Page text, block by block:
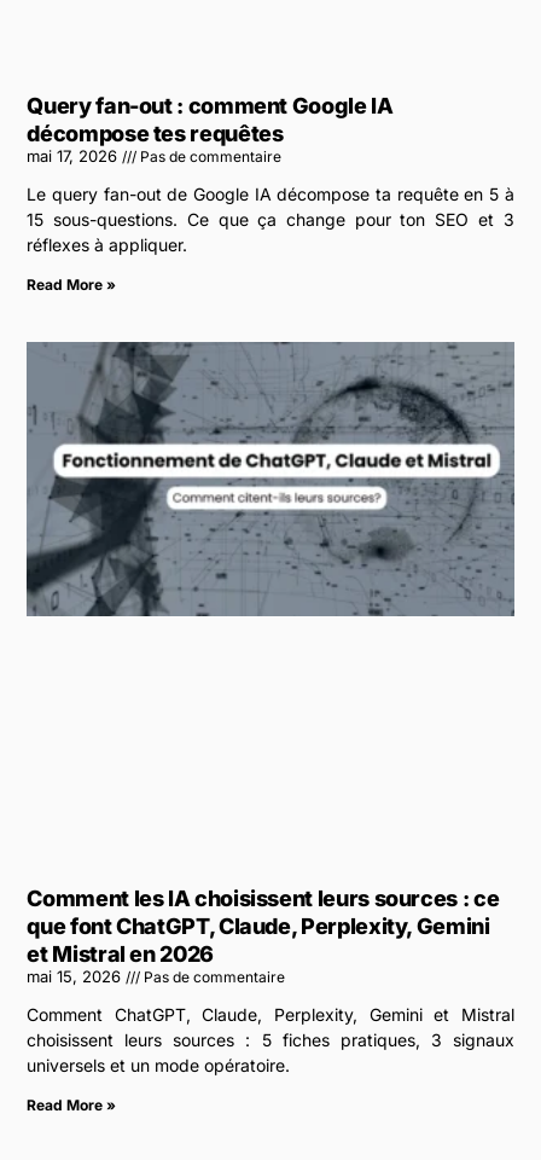
Query fan-out : comment Google IA
décompose tes requêtes
mai 17, 2026 Pas de commentaire
Le query fan-out de Google IA décompose ta requête en 5 à
15 sous-questions. Ce que ça change pour ton SEO et 3
réflexes à appliquer.
Read More »
Comment les IA choisissent leurs sources : ce
que font ChatGPT, Claude, Perplexity, Gemini
et Mistral en 2026
mai 15, 2026 Pas de commentaire
Comment ChatGPT, Claude, Perplexity, Gemini et Mistral
choisissent leurs sources : 5 fiches pratiques, 3 signaux
universels et un mode opératoire.
Read More »